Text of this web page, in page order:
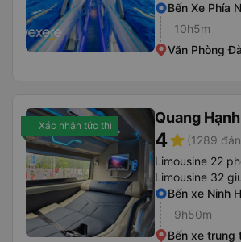
Bến Xe Phía
10h5m
Văn Phòng
Xác nhận tức thì Quang Hạnh
4star (1289
Limousine 22
Limousine 32
Bến xe Ninh
9h50m
Bến xe trung